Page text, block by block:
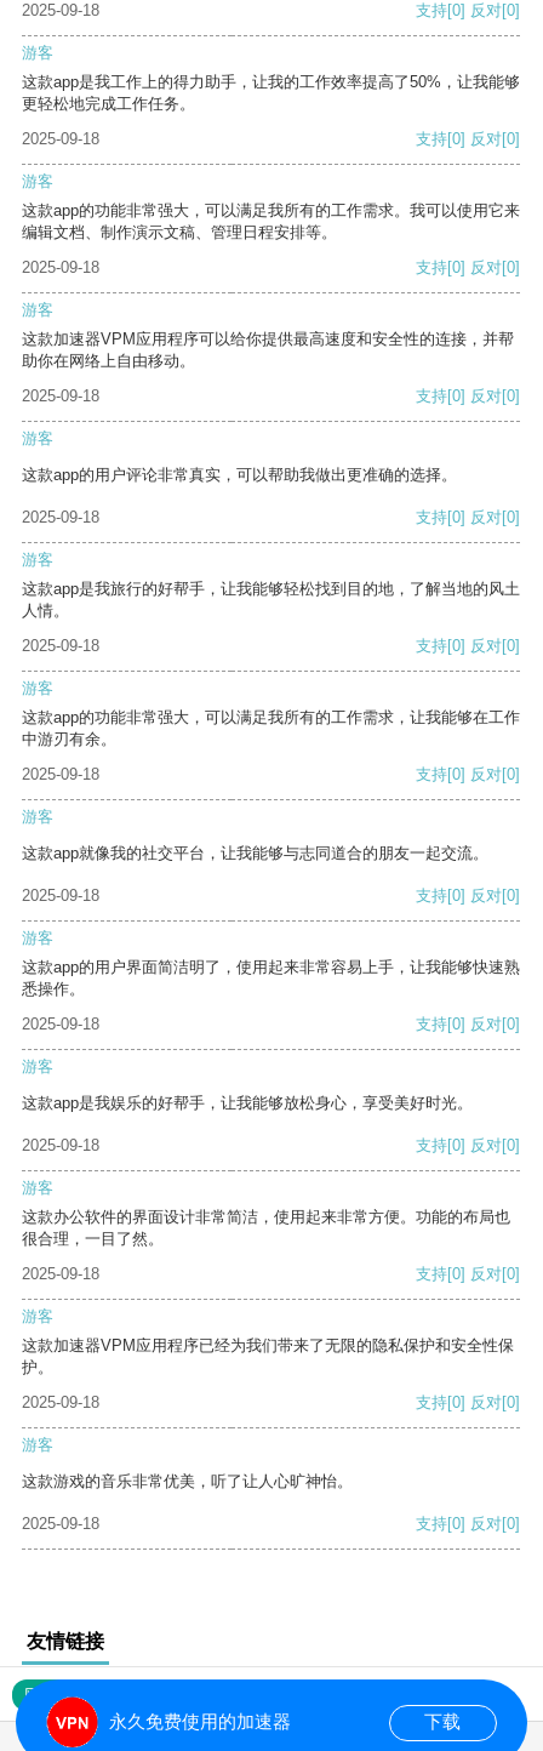
2025-09-18
支持[0] 反对[0]
游客
这款app是我工作上的得力助手，让我的工作效率提高了50%，让我能够
更轻松地完成工作任务。
2025-09-18
支持[0] 反对[0]
游客
这款app的功能非常强大，可以满足我所有的工作需求。我可以使用它来
编辑文档、制作演示文稿、管理日程安排等。
2025-09-18
支持[0] 反对[0]
游客
这款加速器VPM应用程序可以给你提供最高速度和安全性的连接，并帮
助你在网络上自由移动。
2025-09-18
支持[0] 反对[0]
游客
这款app的用户评论非常真实，可以帮助我做出更准确的选择。
2025-09-18 支持[0] 反对[0]
游客
这款app是我旅行的好帮手，让我能够轻松找到目的地，了解当地的风土
人情。
2025-09-18
支持[0] 反对[0]
游客
这款app的功能非常强大，可以满足我所有的工作需求，让我能够在工作
中游刃有余。
2025-09-18
支持[0] 反对[0]
游客
这款app就像我的社交平台，让我能够与志同道合的朋友一起交流。
2025-09-18 支持[0] 反对[0]
游客
这款app的用户界面简洁明了，使用起来非常容易上手，让我能够快速熟
悉操作。
2025-09-18
支持[0] 反对[0]
游客
这款app是我娱乐的好帮手，让我能够放松身心，享受美好时光。
2025-09-18 支持[0] 反对[0]
游客
这款办公软件的界面设计非常简洁，使用起来非常方便。功能的布局也
很合理，一目了然。
2025-09-18
支持[0] 反对[0]
游客
这款加速器VPM应用程序已经为我们带来了无限的隐私保护和安全性保
护。
2025-09-18
支持[0] 反对[0]
游客
这款游戏的音乐非常优美，听了让人心旷神怡。
2025-09-18 支持[0] 反对[0]
友情链接
网站地图
永久免费使用的加速器 下载